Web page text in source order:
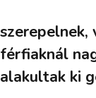
férfiaknál
alakultak ki